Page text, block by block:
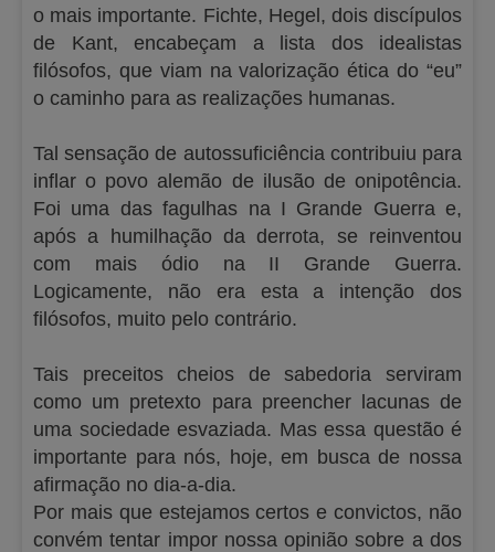
o mais importante. Fichte, Hegel, dois discípulos
de Kant, encabeçam a lista dos idealistas
filósofos, que viam na valorização ética do “eu”
o caminho para as realizações humanas.
Tal sensação de autossuficiência contribuiu para
inflar o povo alemão de ilusão de onipotência.
Foi uma das fagulhas na I Grande Guerra e,
após a humilhação da derrota, se reinventou
com mais ódio na II Grande Guerra.
Logicamente, não era esta a intenção dos
filósofos, muito pelo contrário.
Tais preceitos cheios de sabedoria serviram
como um pretexto para preencher lacunas de
uma sociedade esvaziada. Mas essa questão é
importante para nós, hoje, em busca de nossa
afirmação no dia-a-dia.
Por mais que estejamos certos e convictos, não
convém tentar impor nossa opinião sobre a dos